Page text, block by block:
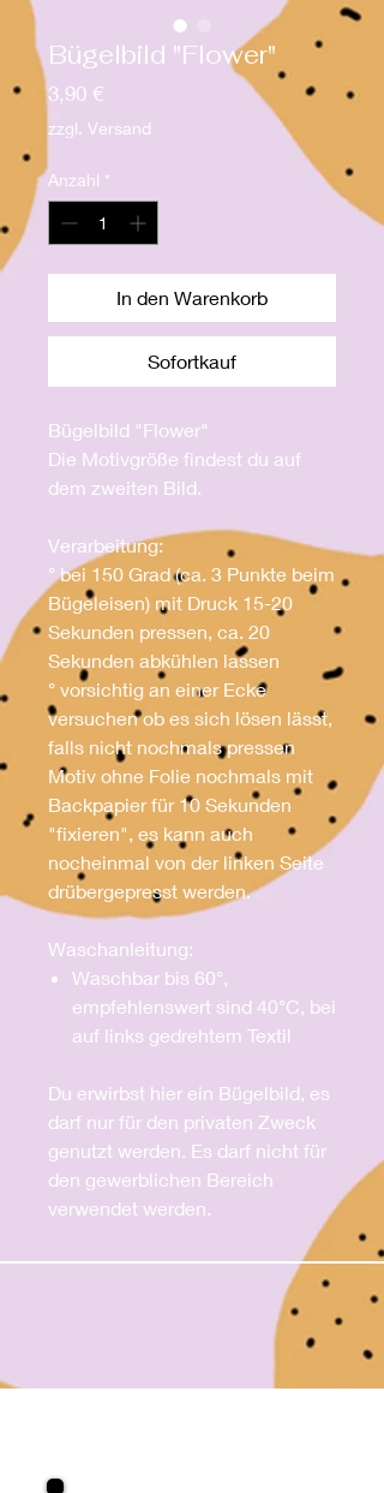
Bügelbild "Flower"
3,90 €Preis
zzgl. Versand
Anzahl *
In den Warenkorb
Sofortkauf
Bügelbild "Flower"
Die Motivgröße findest du auf
dem zweiten Bild.
Verarbeitung:
° bei 150 Grad (ca. 3 Punkte beim
Bügeleisen) mit Druck 15-20
Sekunden pressen, ca. 20
Sekunden abkühlen lassen
° vorsichtig an einer Ecke
versuchen ob es sich lösen lässt,
falls nicht nochmals pressen
Motiv ohne Folie nochmals mit
Backpapier für 10 Sekunden
"fixieren", es kann auch
nocheinmal von der linken Seite
drübergepresst werden.
Waschanleitung:
Waschbar bis 60°,
empfehlenswert sind 40°C, bei
auf links gedrehtem Textil
Du erwirbst hier ein Bügelbild, es
darf nur für den privaten Zweck
genutzt werden. Es darf nicht für
den gewerblichen Bereich
verwendet werden.